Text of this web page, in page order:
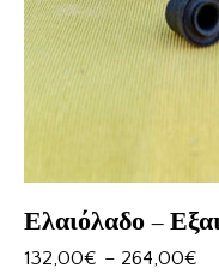
Ελαιόλαδο –
132,00€ – 264,00€